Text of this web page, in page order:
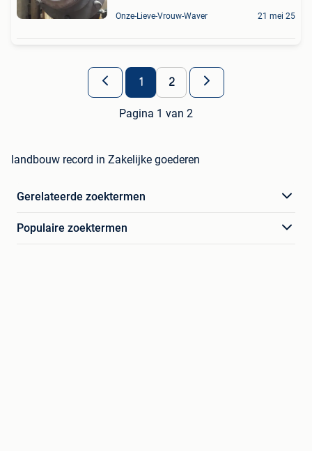
Onze-Lieve-Vrouw-Waver 21 mei 25
1 2
Pagina 1 van 2
landbouw record in Zakelijke goederen
Gerelateerde zoektermen
Populaire zoektermen